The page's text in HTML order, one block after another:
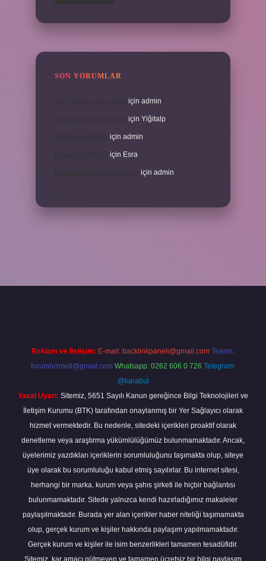
SON YORUMLAR
için admin
için Yiğitalp
için admin
için Esra
için admin
Reklam ve İletişim: E-mail: backlinkpaneli@gmail.com Teams:
forumhizmeti@gmail.com Whatsapp: 0262 606 0 726 Telegram:
@karabul
Yasal Uyarı: Sitemiz, 5651 Sayılı Kanun gereğince Bilgi Teknolojileri ve
İletişim Kurumu (BTK) tarafından onaylanmış bir Yer Sağlayıcı olarak
hizmet vermektedir. Bu nedenle, sitedeki içerikleri proaktif olarak
denetleme veya araştırma yükümlülüğümüz bulunmamaktadır. Ancak,
üyelerimiz yazdıkları içeriklerin sorumluluğunu taşımakta olup, siteye
üye olarak bu sorumluluğu kabul etmiş sayılırlar. Bu internet sitesi,
herhangi bir marka, kurum veya şahıs şirketi ile hiçbir bağlantısı
bulunmamaktadır. Sitede yalnızca kendi hazırladığımız makaleler
paylaşılmaktadır. Burada yer alan içerikler haber niteliği taşımamakta
olup, gerçek kurum ve kişiler hakkında paylaşım yapılmamaktadır.
Gerçek kurum ve kişiler ile isim benzerlikleri tamamen tesadüfidir.
Sitemiz, kar amacı gütmeyen ve tamamen ücretsiz bir bilgi paylaşım